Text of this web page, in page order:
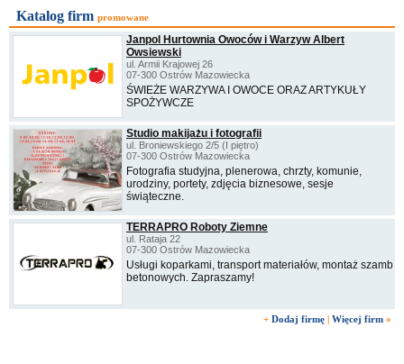
Katalog firm promowane
Janpol Hurtownia Owoców i Warzyw Albert
Owsiewski
ul. Armii Krajowej 26
07-300 Ostrów Mazowiecka
ŚWIEŻE WARZYWA I OWOCE ORAZ ARTYKUŁY
SPOŻYWCZE
Studio makijażu i fotografii
ul. Broniewskiego 2/5 (I piętro)
07-300 Ostrów Mazowiecka
Fotografia studyjna, plenerowa, chrzty, komunie,
urodziny, portety, zdjęcia biznesowe, sesje
świąteczne.
TERRAPRO Roboty Ziemne
ul. Rataja 22
07-300 Ostrów Mazowiecka
Usługi koparkami, transport materiałów, montaż szamb
betonowych. Zapraszamy!
+ Dodaj firmę | Więcej firm »